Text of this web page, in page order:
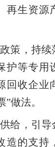
再生资源
策 ， 持续
护等专用
回收企业
”做法。
给 ， 引导
造的支持